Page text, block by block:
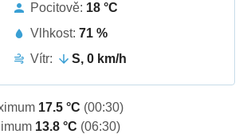
Pocitově: 18 °C
Vlhkost: 71 %
Vítr:
S, 0 km/h
17.5 °C (00:30)
13.8 °C (06:30)